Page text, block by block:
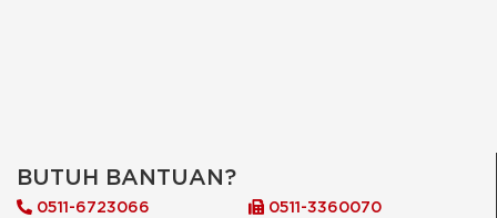
BUTUH BANTUAN?
0511-6723066
0511-3360070